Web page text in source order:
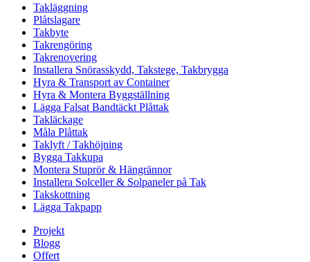
Takläggning
Plåtslagare
Takbyte
Takrengöring
Takrenovering
Installera Snörasskydd, Takstege, Takbrygga
Hyra & Transport av Container
Hyra & Montera Byggställning
Lägga Falsat Bandtäckt Plåttak
Takläckage
Måla Plåttak
Taklyft / Takhöjning
Bygga Takkupa
Montera Stuprör & Hängrännor
Installera Solceller & Solpaneler på Tak
Takskottning
Lägga Takpapp
Projekt
Blogg
Offert